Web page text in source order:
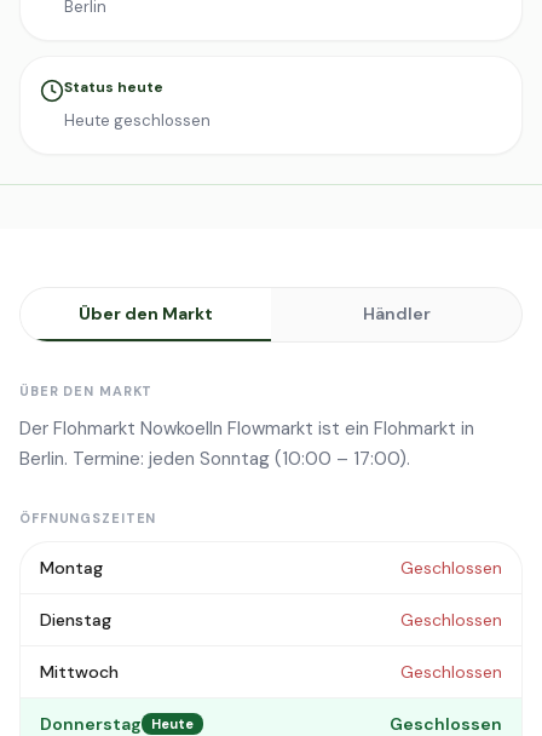
Berlin
Status heute
Heute geschlossen
Über den Markt Händler
ÜBER DEN MARKT
Der Flohmarkt Nowkoelln Flowmarkt ist ein Flohmarkt in
Berlin. Termine: jeden Sonntag (10:00 – 17:00).
ÖFFNUNGSZEITEN
Montag Geschlossen
Dienstag Geschlossen
Mittwoch Geschlossen
Donnerstag Heute Geschlossen